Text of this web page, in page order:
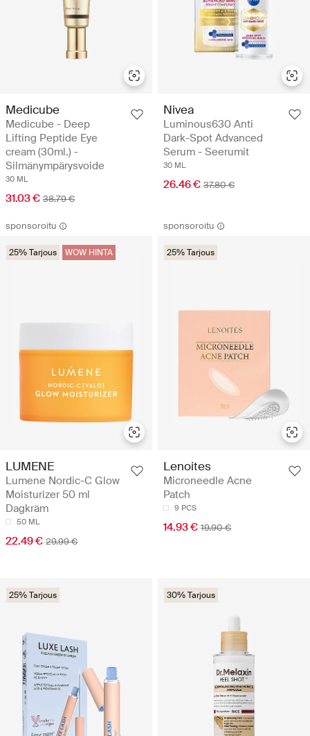
Medicube
Medicube - Deep
Lifting Peptide Eye
cream (30ml.) -
Silmänympärysvoide
30 ML
31.03 € 38.79 €
Nivea
Luminous630 Anti
Dark-Spot Advanced
Serum - Seerumit
30 ML
26.46 € 37.80 €
sponsoroitu
25% Tarjous WOW HINTA
LUMENE
Lumene Nordic-C Glow
Moisturizer 50 ml
Dagkräm
50 ML
22.49 € 29.99 €
sponsoroitu
25% Tarjous
Lenoites
Microneedle Acne
Patch
9 PCS
14.93 € 19.90 €
25% Tarjous 30% Tarjous